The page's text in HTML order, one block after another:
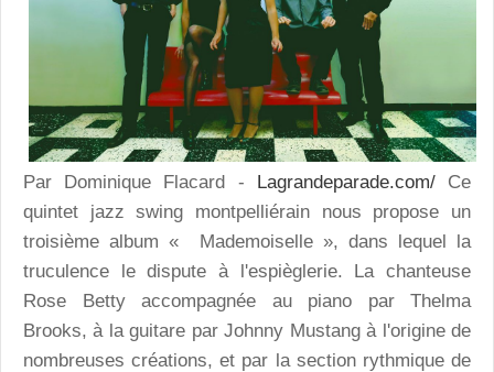
Par Dominique Flacard - Lagrandeparade.com/Ce
quintet jazz swing montpelliérain nous propose un
troisième album « Mademoiselle », dans lequel la
truculence le dispute à l'espièglerie. La chanteuse
Rose Betty accompagnée au piano par Thelma
Brooks, à la guitare par Johnny Mustang à l'origine de
nombreuses créations, et par la section rythmique de